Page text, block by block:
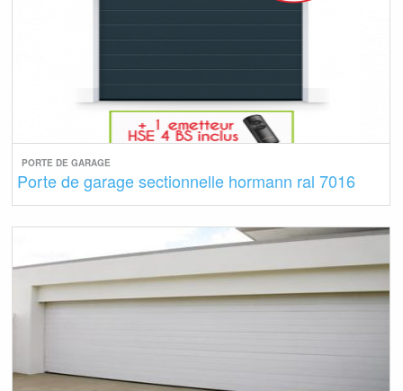
PORTE DE GARAGE
Porte de garage sectionnelle hormann ral 7016